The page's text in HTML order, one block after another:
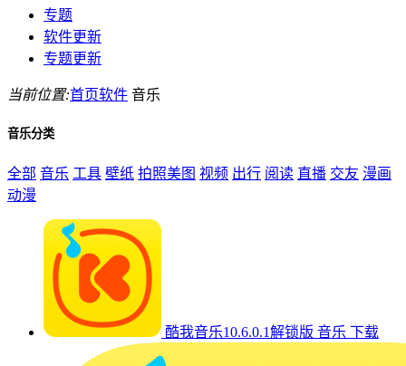
专题
软件更新
专题更新
当前位置:首页软件 音乐
音乐分类
全部 音乐 工具 壁纸 拍照美图 视频 出行 阅读 直播 交友 漫画
动漫
酷我音乐10.6.0.1解锁版 音乐 下载